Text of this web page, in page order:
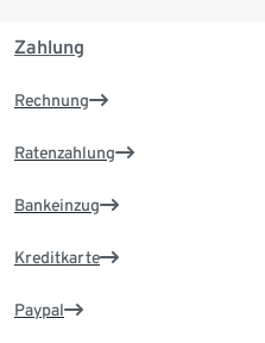
Zahlung
Rechnung
Ratenzahlung
Bankeinzug
Kreditkarte
Paypal